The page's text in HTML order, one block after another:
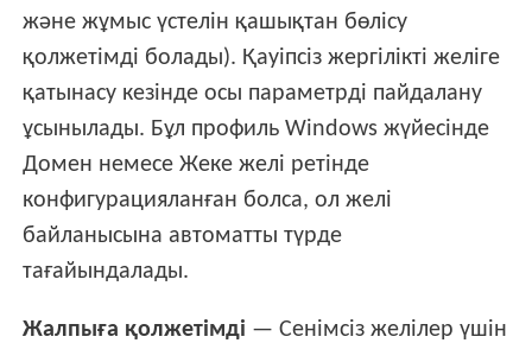
және жұмыс үстелін қашықтан бөлісу
қолжетімді болады). Қауіпсіз жергілікті желіге
қатынасу кезінде осы параметрді пайдалану
ұсынылады. Бұл профиль Windows жүйесінде
Домен немесе Жеке желі ретінде
конфигурацияланған болса, ол желі
байланысына автоматты түрде
тағайындалады.
Жалпыға қолжетімді — Сенімсіз желілер үшін